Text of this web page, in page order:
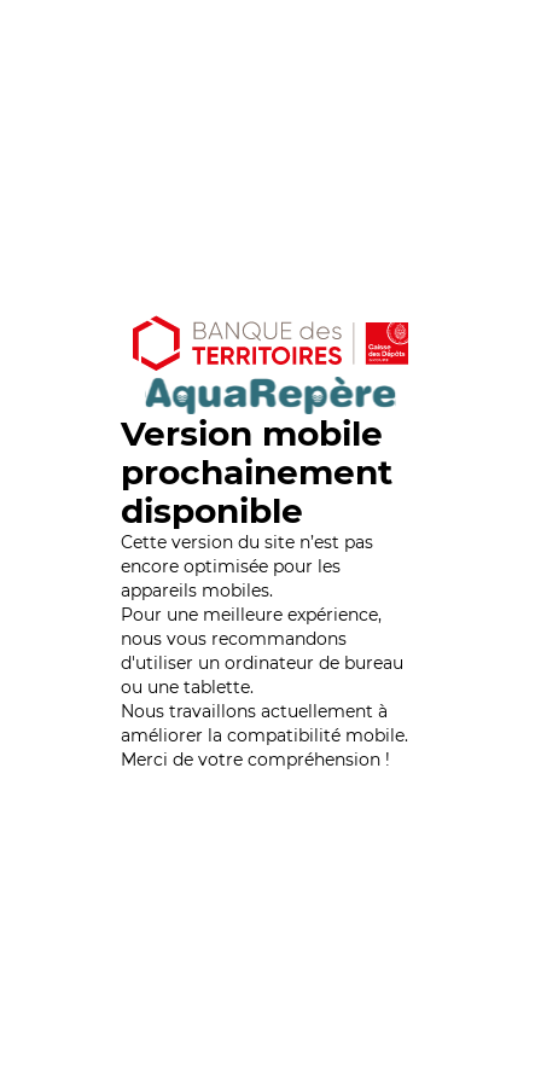
Version mobile
prochainement
disponible
Cette version du site n’est pas
encore optimisée pour les
appareils mobiles.
Pour une meilleure expérience,
nous vous recommandons
d'utiliser un ordinateur de bureau
ou une tablette.
Nous travaillons actuellement à
améliorer la compatibilité mobile.
Merci de votre compréhension !